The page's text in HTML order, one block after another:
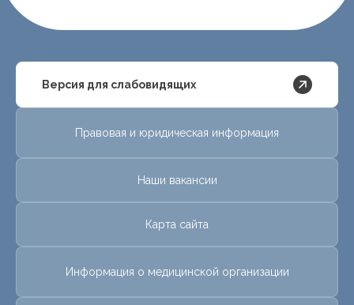
Версия для слабовидящих
Правовая и юридическая информация
Наши вакансии
Карта сайта
Информация о медицинской организации